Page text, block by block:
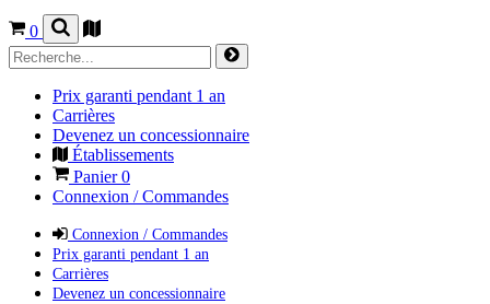
0
Prix garanti pendant 1 an
Carrières
Devenez un concessionnaire
Établissements
Panier0
Connexion / Commandes
Connexion / Commandes
Prix garanti pendant 1 an
Carrières
Devenez un concessionnaire